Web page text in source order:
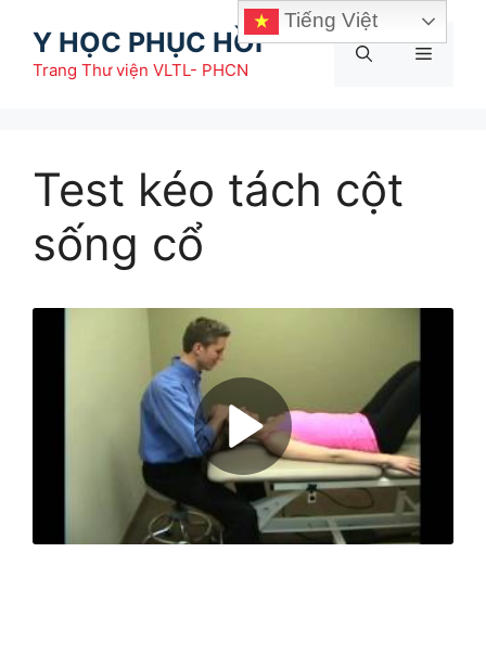
Y HỌC PHỤC HỒI
Trang Thư viện VLTL- PHCN
Menu
Test kéo tách cột
sống cổ
Tiếng Việt